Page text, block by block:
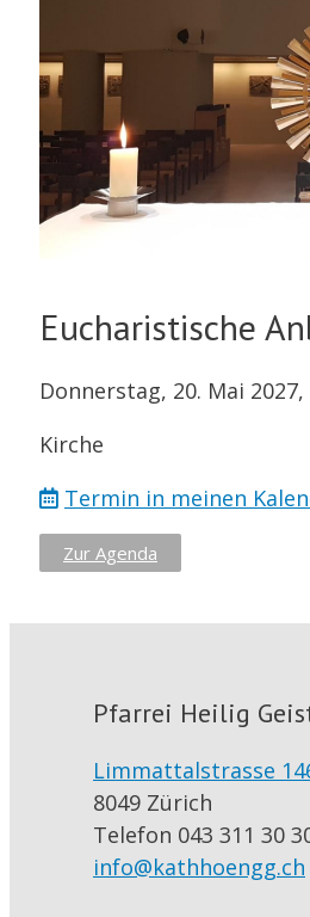
Eucharistische
Donnerstag, 20. Mai
Kirche
Termin in meinen
Zur Agenda
Pfarrei Heilig
Limmattalstrasse
8049 Zürich
Telefon 043 311 30
info@kathhoengg.ch